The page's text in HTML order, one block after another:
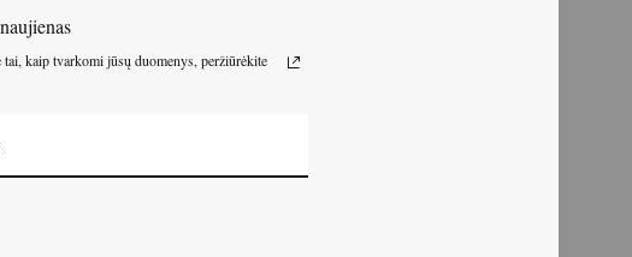
kaip tvarkomi jūsų duomenys, peržiūrėkite